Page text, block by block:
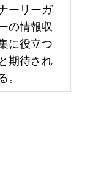
ーリーガ
の情報収
に役立つ
と期待され
。